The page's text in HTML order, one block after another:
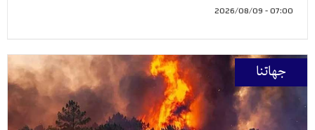
07:00 - 2026/08/09
جهاتنا